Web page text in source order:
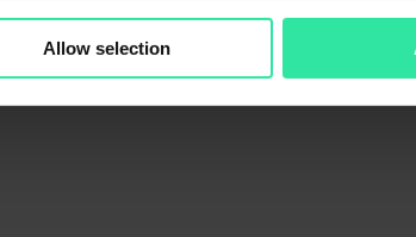
Allow selection
Nehmen Sie LendPlus ZA in Ihr Auto-Invest-